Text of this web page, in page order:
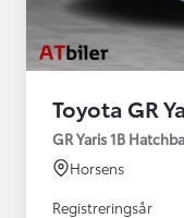
Toyota GR
GR Yaris 1B
Horsens
Registreringsår